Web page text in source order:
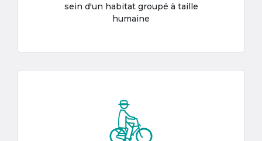
sein d'un habitat groupé à taille
humaine